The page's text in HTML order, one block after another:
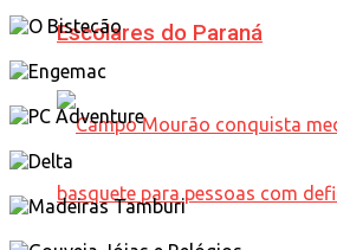
Escolares do Paraná